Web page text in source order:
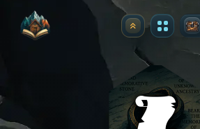
Mejorar